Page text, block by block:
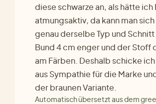
diese schwarze an, als hätte
atmungsaktiv, da kann man
genau derselbe Typ und
Bund 4 cm enger und der
am Färben. Deshalb schicke
aus Sympathie für die Marke
der braunen Variante.
Automatisch übersetzt aus dem